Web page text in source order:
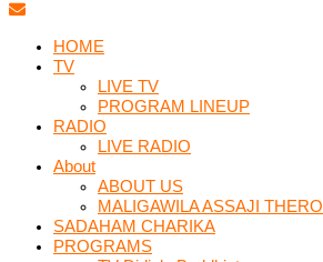
HOME
TV
LIVE TV
PROGRAM LINEUP
RADIO
LIVE RADIO
About
ABOUT US
MALIGAWILA ASSAJI THERO
SADAHAM CHARIKA
PROGRAMS